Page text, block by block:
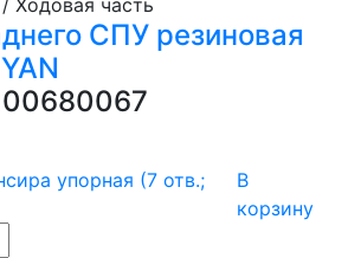
СПУ резиновая
В
корзину